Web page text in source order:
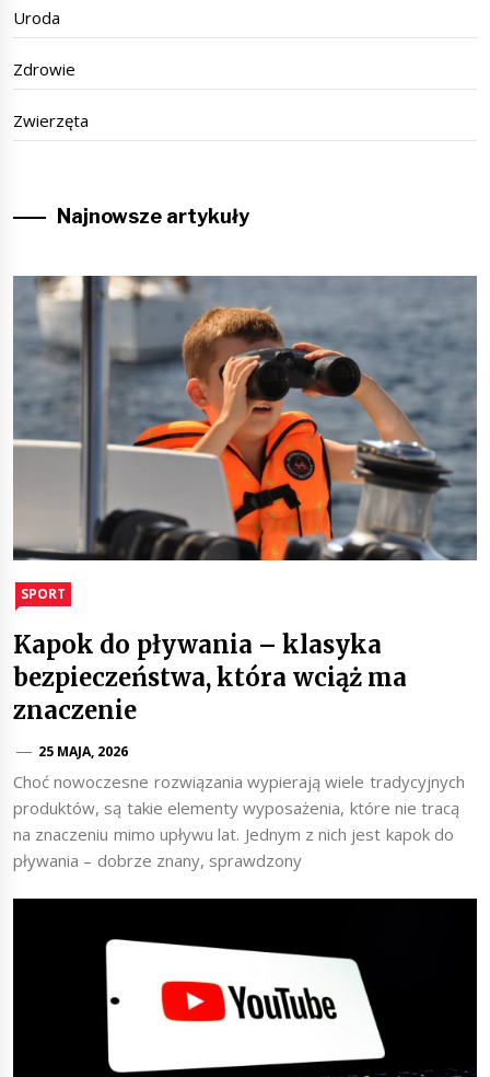
Uroda
Zdrowie
Zwierzęta
Najnowsze artykuły
SPORT
Kapok do pływania – klasyka
bezpieczeństwa, która wciąż ma
znaczenie
25 MAJA, 2026
Choć nowoczesne rozwiązania wypierają wiele tradycyjnych
produktów, są takie elementy wyposażenia, które nie tracą
na znaczeniu mimo upływu lat. Jednym z nich jest kapok do
pływania – dobrze znany, sprawdzony